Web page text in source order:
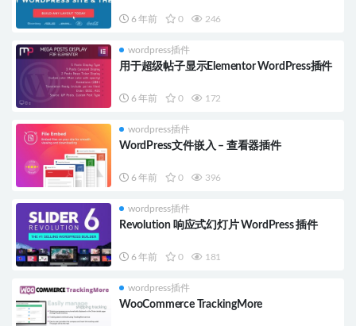
6 年前 0 246
wordpress插件
用于超级帖子显示Elementor WordPress插件
6 年前 0 172
wordpress插件
WordPress文件嵌入 – 查看器插件
6 年前 0 396
wordpress插件
Revolution 响应式幻灯片 WordPress 插件
6 年前 0 181
wordpress插件
WooCommerce TrackingMore